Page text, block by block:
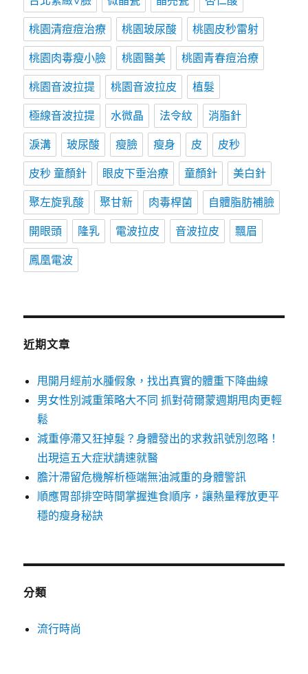
桃園清痘痘治療 桃園玻尿酸 桃園皮秒雷射
桃園肉毒瘦小臉 桃園醫美 桃園青春痘治療
桃園音波拉提 桃園音波拉皮 植髮
極線音波拉提 水微晶 法令紋 消脂針
淚溝 玻尿酸 瘦臉 瘦身 皮 皮秒
皮秒 童顏針 眼皮下垂治療 童顏針 美白針
聚左旋乳酸 聚甘新 肉毒桿菌 自體脂肪補臉
開眼頭 隆乳 電波拉皮 音波拉皮 飄眉
鳳凰電波
近期文章
甩開月經前水腫假象，找出真實的體重下降曲線
男女性別減重策略大不同 抓對荷爾蒙週期甩肉更輕
鬆
減重停滯又狂掉髮？身體發出的求救訊號別忽略！
出現這五大症狀請速就醫
膽汁滯留危機解析極端無油減重的身體警訊
順應胃部排空時間掌握進食順序，讓熱量釋放更平
穩的瘦身秘訣
分類
流行時尚